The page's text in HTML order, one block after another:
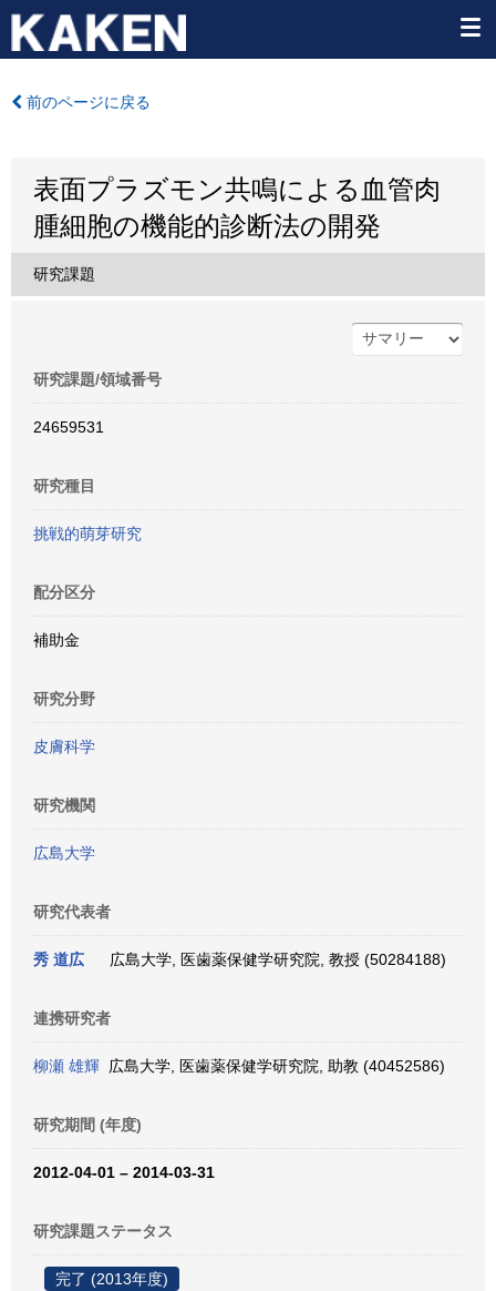
前のページに戻る
表面プラズモン共鳴による血管肉
腫細胞の機能的診断法の開発
研究課題
研究課題/領域番号
24659531
研究種目
挑戦的萌芽研究
配分区分
補助金
研究分野
皮膚科学
研究機関
広島大学
研究代表者
秀 道広 広島大学, 医歯薬保健学研究院, 教授 (50284188)
連携研究者
柳瀬 雄輝 広島大学, 医歯薬保健学研究院, 助教 (40452586)
研究期間 (年度)
2012-04-01 – 2014-03-31
研究課題ステータス
完了 (2013年度)